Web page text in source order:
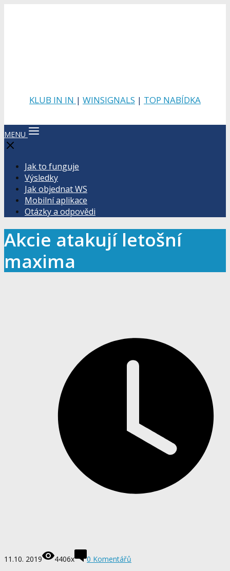
KLUB IN IN | WINSIGNALS | TOP NABÍDKA
MENU
Jak to funguje
Výsledky
Jak objednat WS
Mobilní aplikace
Otázky a odpovědi
Akcie atakují letošní
maxima
11.10. 2019 4406x 0 Komentářů